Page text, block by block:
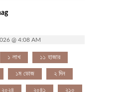
@ 4:08 AM
১ লাখ ১১ হাজার
১ম ডোজ ২ দিন
২০২৪ ২০৪১ ২১০